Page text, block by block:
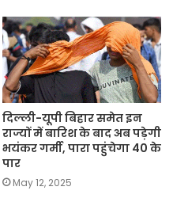
दिल्ली-यूपी बिहार समेत इन
राज्यों में बारिश के बाद अब पड़ेगी
भयंकर गर्मी, पारा पहुंचेगा 40 के
पार
May 12, 2025